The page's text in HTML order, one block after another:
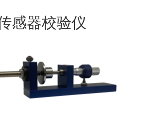
感器校验仪